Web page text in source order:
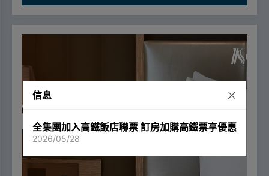
信息
全集團加入高鐵飯店聯票 訂房加購高鐵票享優惠
2026/05/28